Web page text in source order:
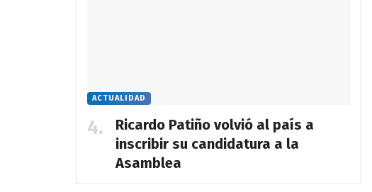
ACTUALIDAD
Ricardo Patiño volvió al país a
inscribir su candidatura a la
Asamblea